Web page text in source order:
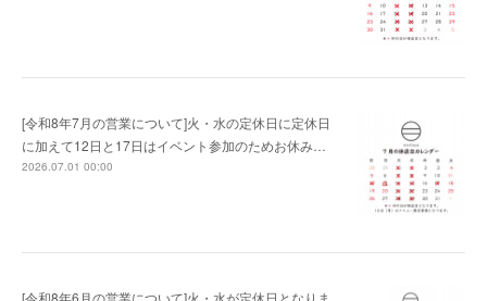
[令和8年7月の営業について]火・水の定休日に定休日
に加えて12日と17日はイベント参加のためお休み…
2026.07.01 00:00
[令和8年6月の営業について]火・水が定休日となりま